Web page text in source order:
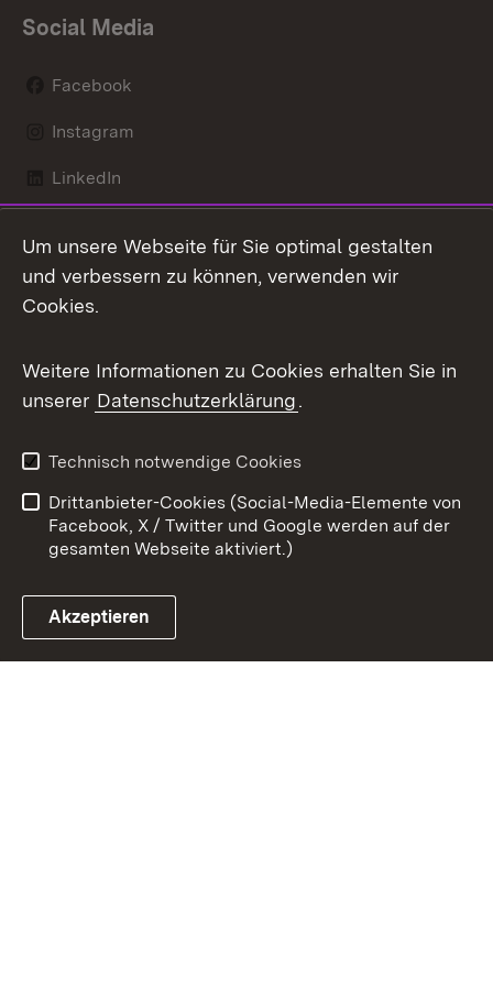
Social Media
Facebook
Instagram
LinkedIn
X / Twitter
Youtube
Link zum Landesportal
Kontakt
Datenschutz
Barrierefreiheit
Impressum
Cookies
Um unsere Webseite für Sie optimal gestalten
und verbessern zu können, verwenden wir
Cookies.
Weitere Informationen zu Cookies erhalten Sie in
unserer Datenschutzerklärung.
Technisch notwendige Cookies
Drittanbieter-Cookies (Social-Media-Elemente von
Facebook, X / Twitter und Google werden auf der
gesamten Webseite aktiviert.)
Akzeptieren